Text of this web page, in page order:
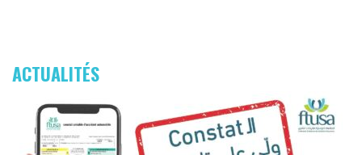
ACTUALITÉS